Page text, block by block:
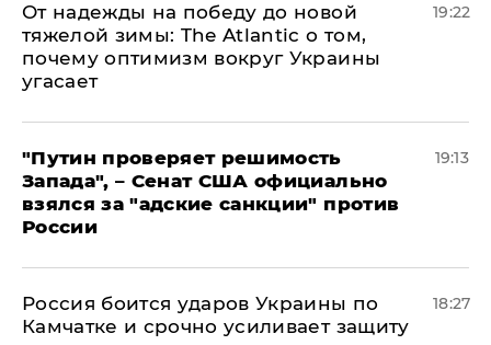
От надежды на победу до новой
тяжелой зимы: The Atlantic о том,
почему оптимизм вокруг Украины
угасает
19:22
"Путин проверяет решимость
Запада", – Сенат США официально
взялся за "адские санкции" против
России
19:13
Россия боится ударов Украины по
Камчатке и срочно усиливает защиту
18:27